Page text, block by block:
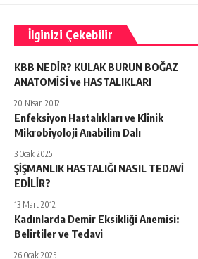
İlginizi Çekebilir
KBB NEDİR? KULAK BURUN BOĞAZ
ANATOMİSİ ve HASTALIKLARI
20 Nisan 2012
Enfeksiyon Hastalıkları ve Klinik
Mikrobiyoloji Anabilim Dalı
3 Ocak 2025
ŞİŞMANLIK HASTALIĞI NASIL TEDAVİ
EDİLİR?
13 Mart 2012
Kadınlarda Demir Eksikliği Anemisi:
Belirtiler ve Tedavi
26 Ocak 2025